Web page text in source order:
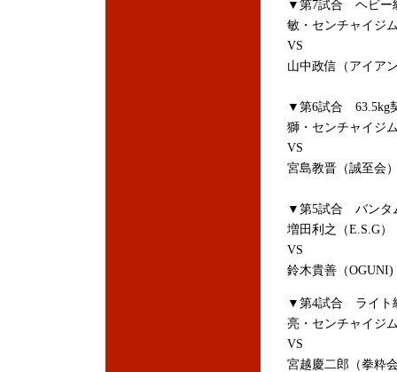
▼第7試合 ヘビー
敏・センチャイジ
VS
山中政信（アイア
▼第6試合 63.5kg
獅・センチャイジ
VS
宮島教晋（誠至会
▼第5試合 バンタ
増田利之（E.S.G）
VS
鈴木貴善（OGUNI)
▼第4試合 ライト
亮・センチャイジ
VS
宮越慶二郎（拳粋